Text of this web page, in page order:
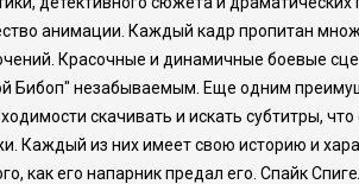
анимации. Каждый кадр пропитан
Красочные и динамичные боевые
Бибоп" незабываемым. Еще одним
скачивать и искать субтитры,
Каждый из них имеет свою историю и
как его напарник предал его. Спайк